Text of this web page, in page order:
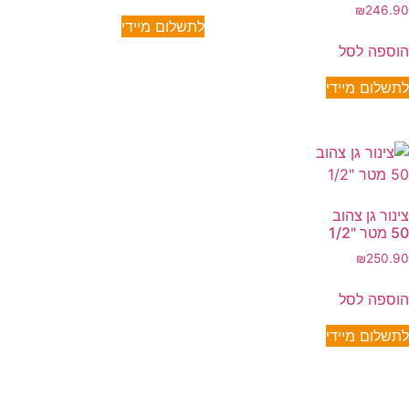
₪246.90
הוספה לסל
לתשלום מיידי
לתשלום מיידי
צינור גן צהוב
50 מטר "1/2
₪250.90
הוספה לסל
לתשלום מיידי